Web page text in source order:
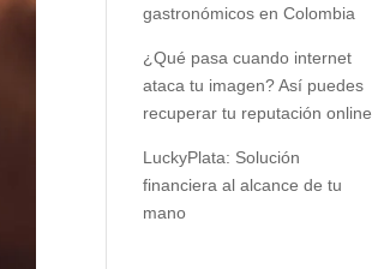
gastronómicos en Colombia
¿Qué pasa cuando internet
ataca tu imagen? Así puedes
recuperar tu reputación online
LuckyPlata: Solución
financiera al alcance de tu
mano